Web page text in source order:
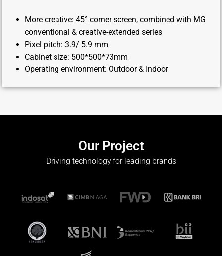
More creative: 45° corner screen, combined with MG
conventional & creative-extended series
Pixel pitch: 3.9/ 5.9 mm
Cabinet size: 500*500*73mm
Operating environment: Outdoor & Indoor
Our Project
Driving technology for leading brands